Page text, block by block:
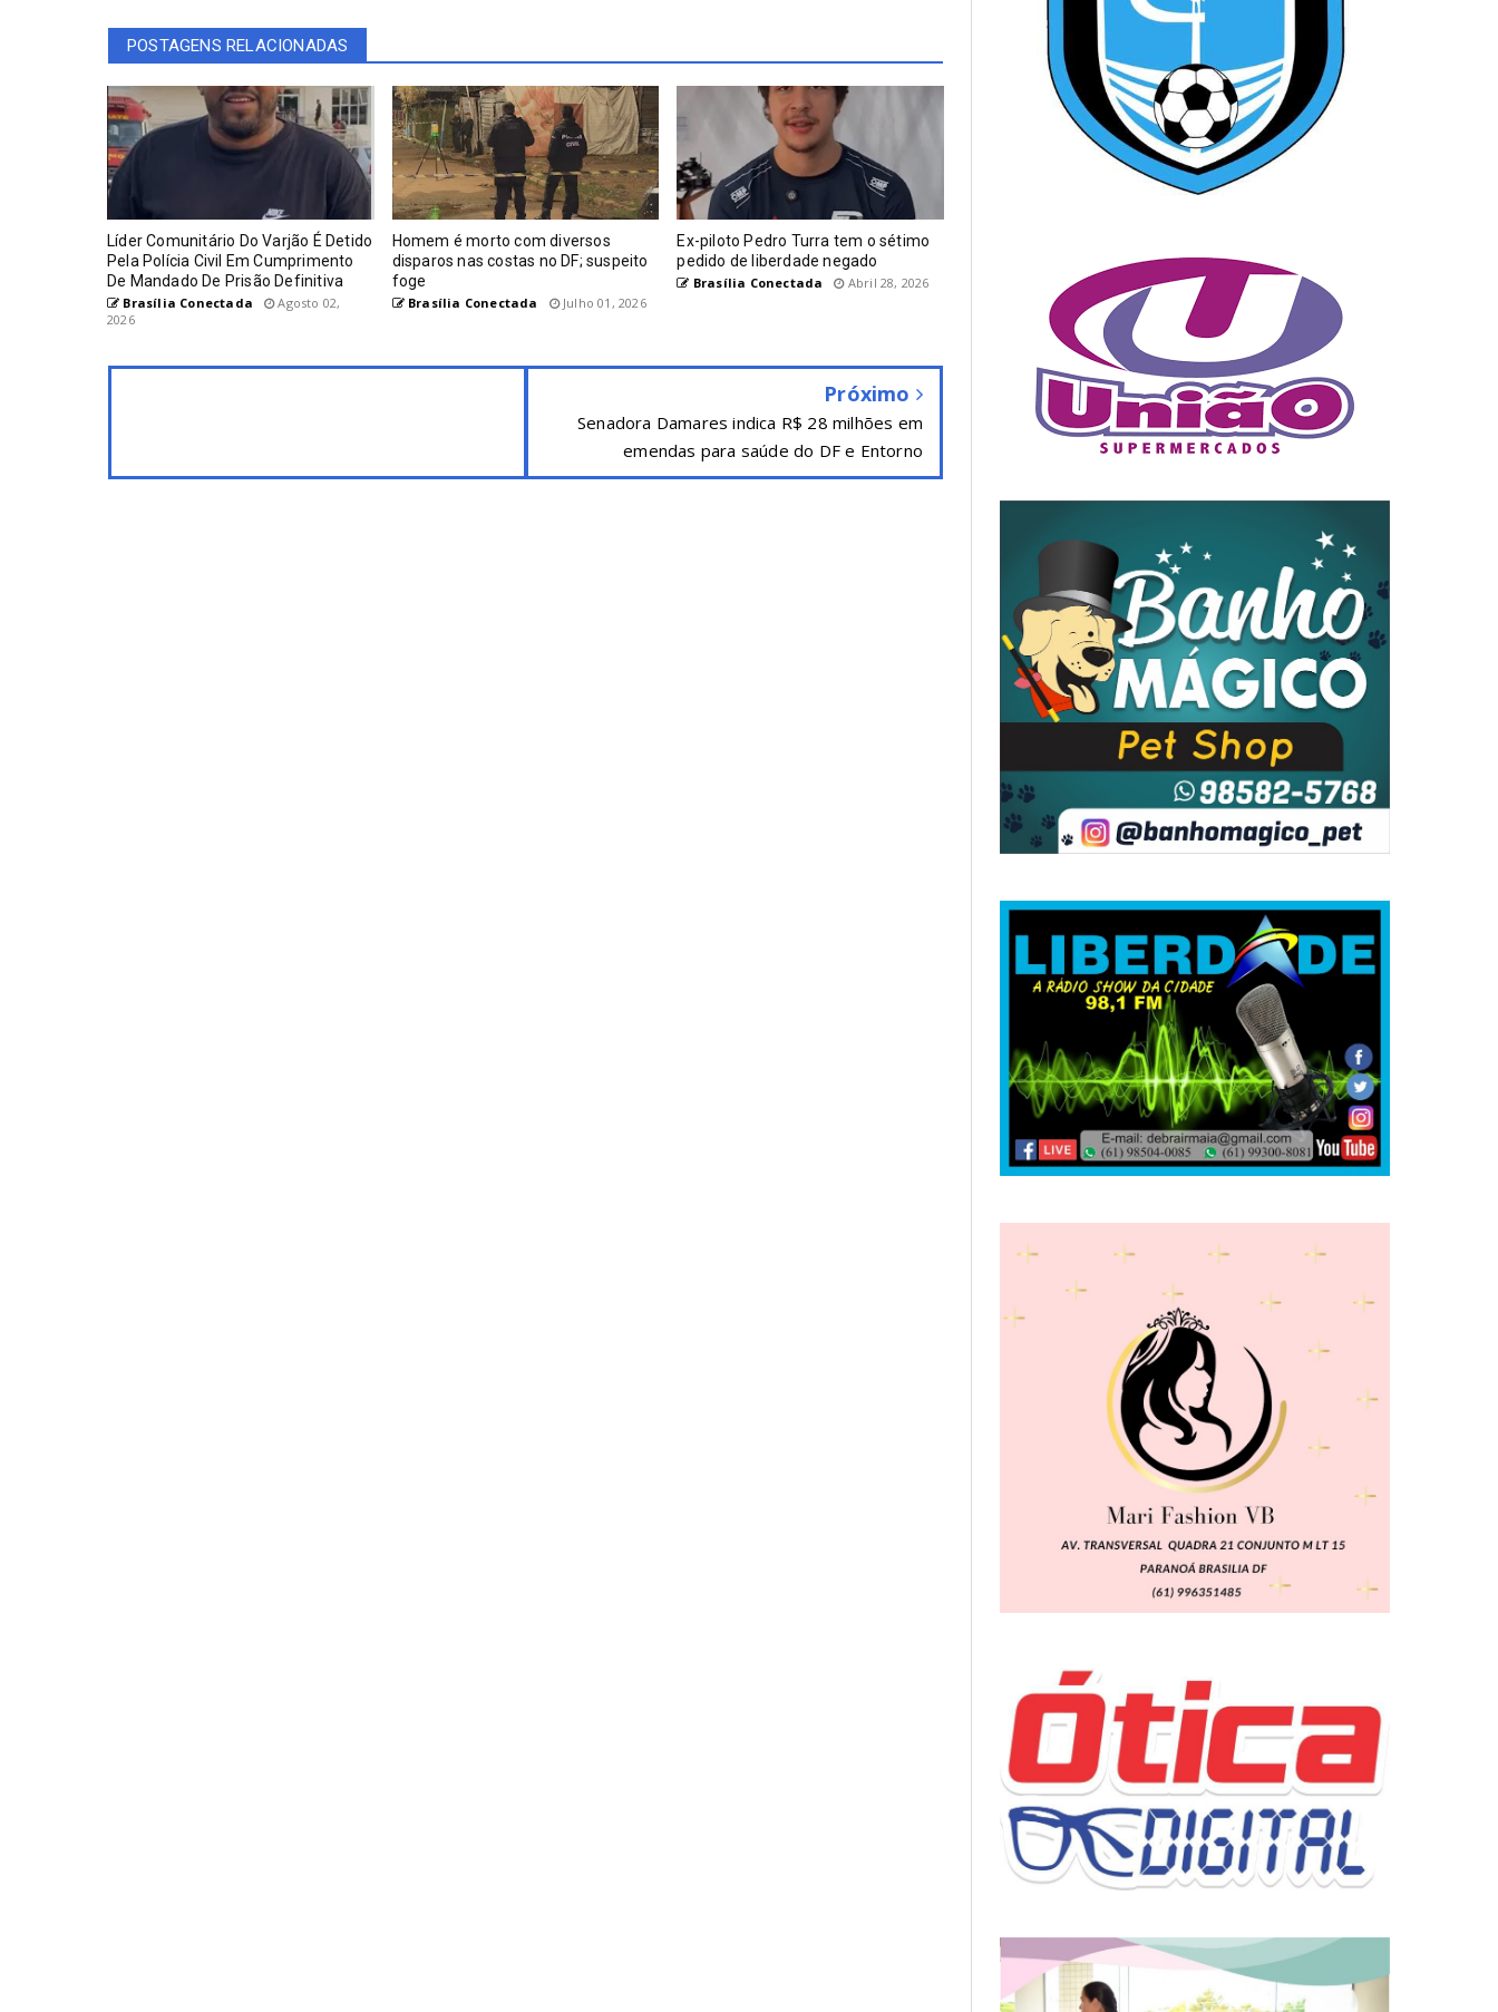
POSTAGENS RELACIONADAS
Líder Comunitário Do Varjão É Detido
Pela Polícia Civil Em Cumprimento
De Mandado De Prisão Definitiva
Brasília Conectada
Agosto 02,
2026
Homem é morto com diversos
disparos nas costas no DF; suspeito
foge
Brasília Conectada Julho 01, 2026
Ex-piloto Pedro Turra tem o sétimo
pedido de liberdade negado
Brasília Conectada Abril 28, 2026
Próximo
Senadora Damares indica R$ 28 milhões em
emendas para saúde do DF e Entorno